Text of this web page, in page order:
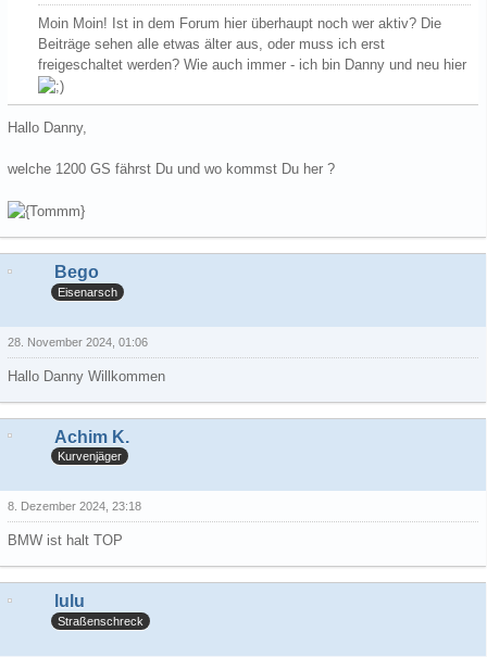
Moin Moin! Ist in dem Forum hier überhaupt noch wer aktiv? Die
Beiträge sehen alle etwas älter aus, oder muss ich erst
freigeschaltet werden? Wie auch immer - ich bin Danny und neu hier
Hallo Danny,
welche 1200 GS fährst Du und wo kommst Du her ?
Bego
Eisenarsch
28. November 2024, 01:06
Hallo Danny Willkommen
Achim K.
Kurvenjäger
8. Dezember 2024, 23:18
BMW ist halt TOP
lulu
Straßenschreck